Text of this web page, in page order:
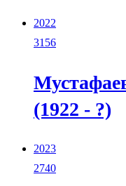
2022
3156
(1922 - ?)
2023
2740